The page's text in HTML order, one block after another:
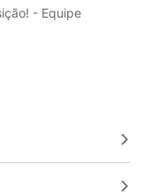
- Equipe